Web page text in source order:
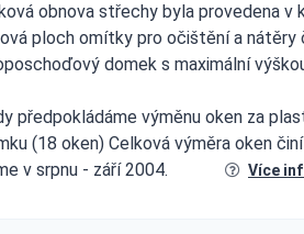
obnova střechy byla provedena v
ploch omítky pro očištění a nátěry
domek s maximální
předpokládáme výměnu oken za
(18 oken) Celková výměra oken
v srpnu - září 2004.
Více